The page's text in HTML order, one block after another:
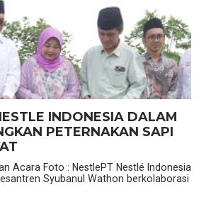
INDONESIA DALAM
PETERNAKAN SAPI
Acara Foto : NestlePT Nestlé Indonesia
Syubanul Wathon berkolaborasi